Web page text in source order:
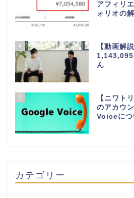
アフィリ
ォリオの
4
【動画解
1,143,095
ん
5
【ニワト
のアカウ
Voiceにつ
カテゴリー